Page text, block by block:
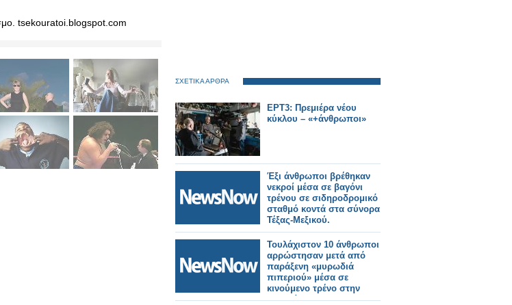
tsekouratoi.blogspot.com
ΣΧΕΤΙΚΑ ΑΡΘΡΑ
ΕΡΤ3: Πρεμιέρα νέου
κύκλου – «+άνθρωποι»
Έξι άνθρωποι βρέθηκαν
νεκροί μέσα σε βαγόνι
τρένου σε σιδηροδρομικό
σταθμό κοντά στα σύνορα
Τέξας-Μεξικού.
Τουλάχιστον 10 άνθρωποι
αρρώστησαν μετά από
παράξενη «μυρωδιά
πιπεριού» μέσα σε
κινούμενο τρένο στην
Ιαπωνία.